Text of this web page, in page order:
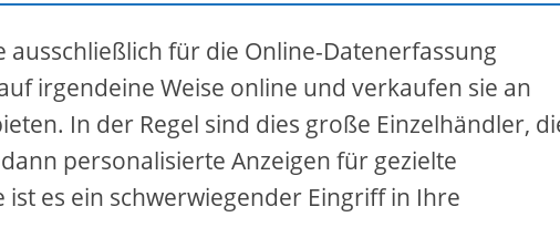
für die Online-Datenerfassung
irgendeine Weise online und verkaufen sie an
In der Regel sind dies große Einzelhändler,
personalisierte Anzeigen für gezielte
es ein schwerwiegender Eingriff in Ihre